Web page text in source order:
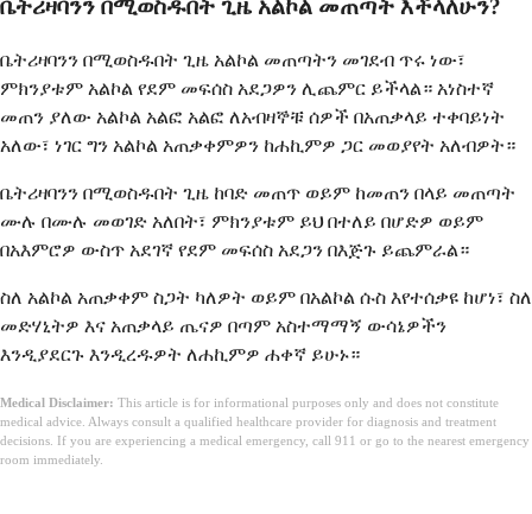
ቤትሪዛባንን በሚወስዱበት ጊዜ አልኮል መጠጣት እችላለሁን?
ቤትሪዛባንን በሚወስዱበት ጊዜ አልኮል መጠጣትን መገደብ ጥሩ ነው፣
ምክንያቱም አልኮል የደም መፍሰስ አደጋዎን ሊጨምር ይችላል። አነስተኛ
መጠን ያለው አልኮል አልፎ አልፎ ለአብዛኞቹ ሰዎች በአጠቃላይ ተቀባይነት
አለው፣ ነገር ግን አልኮል አጠቃቀምዎን ከሐኪምዎ ጋር መወያየት አለብዎት።
ቤትሪዛባንን በሚወስዱበት ጊዜ ከባድ መጠጥ ወይም ከመጠን በላይ መጠጣት
ሙሉ በሙሉ መወገድ አለበት፣ ምክንያቱም ይህ በተለይ በሆድዎ ወይም
በአእምሮዎ ውስጥ አደገኛ የደም መፍሰስ አደጋን በእጅጉ ይጨምራል።
ስለ አልኮል አጠቃቀም ስጋት ካለዎት ወይም በአልኮል ሱስ እየተሰቃዩ ከሆነ፣ ስለ
መድሃኒትዎ እና አጠቃላይ ጤናዎ በጣም አስተማማኝ ውሳኔዎችን
እንዲያደርጉ እንዲረዱዎት ለሐኪምዎ ሐቀኛ ይሁኑ።
Medical Disclaimer: This article is for informational purposes only and does not constitute
medical advice. Always consult a qualified healthcare provider for diagnosis and treatment
decisions. If you are experiencing a medical emergency, call 911 or go to the nearest emergency
room immediately.